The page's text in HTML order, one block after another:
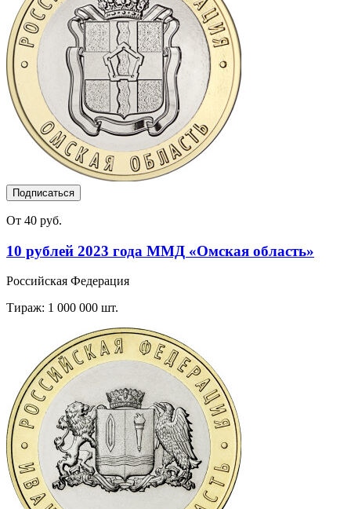
Подписаться
От 40 руб.
10 рублей 2023 года ММД «Омская область»
Российская Федерация
Тираж: 1 000 000 шт.